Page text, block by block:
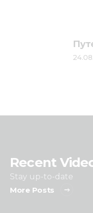
Recent
Stay up-to-date
More Posts